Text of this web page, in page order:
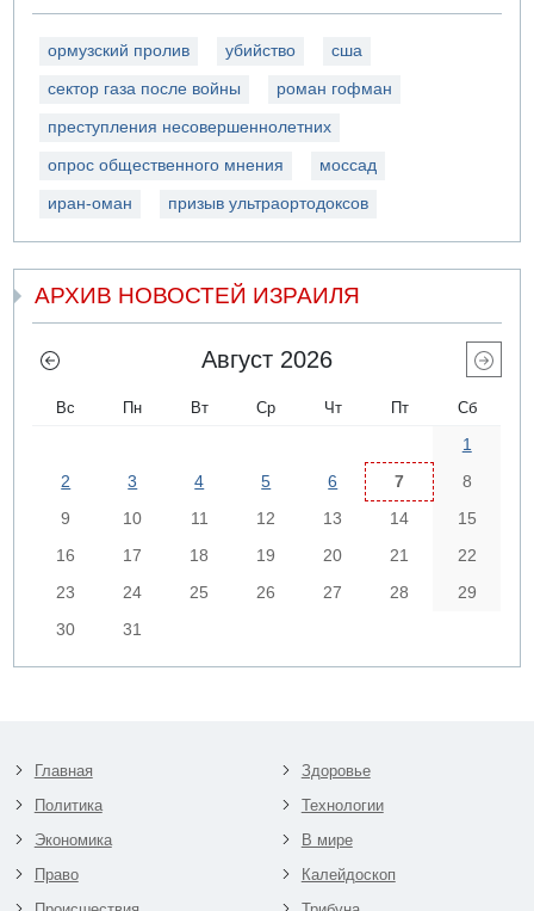
ормузский пролив убийство сша
сектор газа после войны роман гофман
преступления несовершеннолетних
опрос общественного мнения моссад
иран-оман призыв ультраортодоксов
АРХИВ НОВОСТЕЙ ИЗРАИЛЯ
Август 2026
Вс Пн Вт Ср Чт Пт Сб
1
2
3 4 5 6 7
8
9
10 11 12 13 14
15
16
17 18 19 20 21
22
23
24 25 26 27 28
29
30
31
Главная
Политика
Экономика
Право
Здоровье
Технологии
В мире
Калейдоскоп